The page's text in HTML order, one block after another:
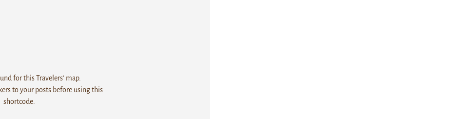
for this Travelers' map.
to your posts before using this
shortcode.